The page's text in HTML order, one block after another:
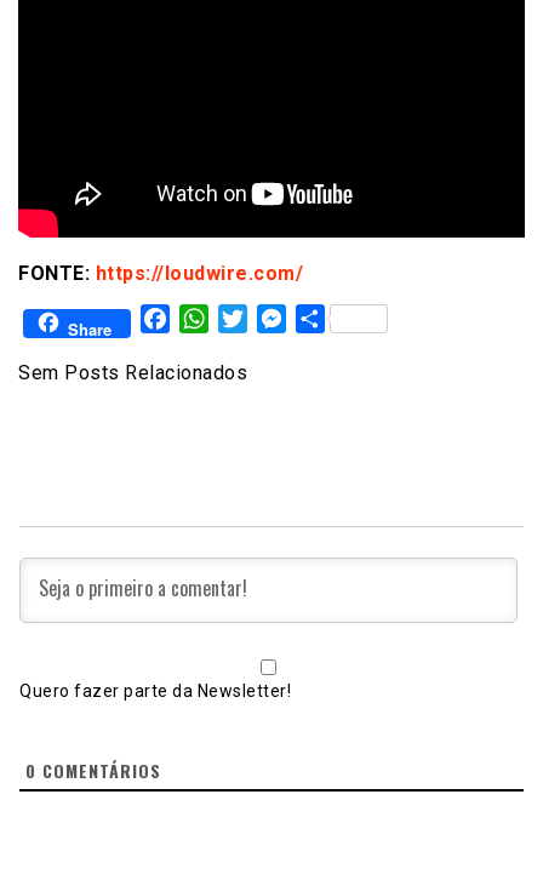
FONTE: https://loudwire.com/
Share FacebookWhatsAppTwitterMessenger
Share
Sem Posts Relacionados
Quero fazer parte da Newsletter!
0 COMENTÁRIOS